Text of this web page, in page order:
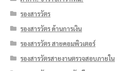
รองสารวัตร
รองสารวัตร ด้านการเงิน
รองสารวัตร สายคอมพิวเตอร์
รองสารวัตรสายงานตรวจสอบภายใน